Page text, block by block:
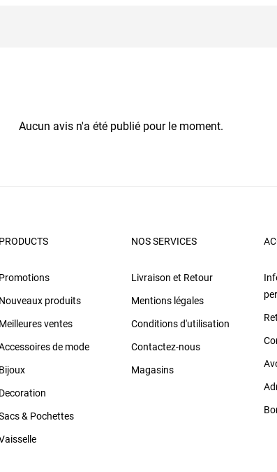
Aucun avis n'a été publié pour le moment.
PRODUCTS
Promotions
Nouveaux produits
Meilleures ventes
de mode
Bijoux
Decoration
& Pochettes
NOS SERVICES
Livraison et Retour
Mentions légales
Conditions d'utilisation
Contactez-nous
Magasins